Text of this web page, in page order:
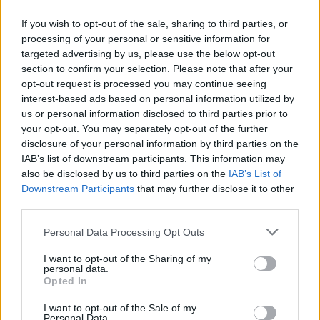
If you wish to opt-out of the sale, sharing to third parties, or
processing of your personal or sensitive information for
targeted advertising by us, please use the below opt-out
section to confirm your selection. Please note that after your
opt-out request is processed you may continue seeing
interest-based ads based on personal information utilized by
us or personal information disclosed to third parties prior to
your opt-out. You may separately opt-out of the further
disclosure of your personal information by third parties on the
IAB’s list of downstream participants. This information may
also be disclosed by us to third parties on the IAB’s List of
Downstream Participants that may further disclose it to other
Personal Data Processing Opt Outs
I want to opt-out of the Sharing of my
personal data.
Opted In
I want to opt-out of the Sale of my
Tisícům zraněných a
nemocných holubů má v
budoucnu pomoci nové
rehabilitační centrum, které
vzniká u Brna. Jeho součástí
bude specializované zázemí pro léčbu a rekonvalescenci,
karanténní zóna a venkovní voliéry pro holuby, kteří se kvůli
zdravotnímu stavu již nemohou vrátit do volné přírody, uvedla
nezisková organizace Institut na ochranu holubů, která za
projektem stojí.
V Kutné Hoře začínají rozsáhlé úpravy koryta říčky
V Kutné Hoře začínají rozsáhlé
úpravy koryta říčky Vrchlice v
centru města. Hlavní stavební
práce začnou na konci srpna,
lepší ochranu před povodní, vyjde téměř na 100 milionů korun bez